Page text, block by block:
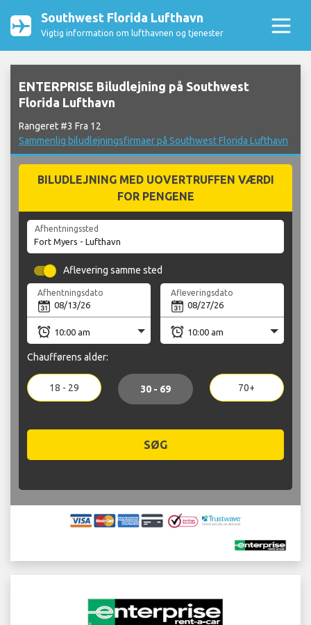
Southwest Florida Lufthavn
Vigtig information om lufthavnen og tjenester
ENTERPRISE Biludlejning på Southwest
Florida Lufthavn
Rangeret #3 Fra 12
Sammenlig biludlejningsfirmaer på Southwest Florida Lufthavn
BILUDLEJNING MED UOVERTRUFFEN VÆRDI
FOR PENGENE
Afhentningssted
Aflevering samme sted
Afhentningsdato Afleveringsdato
Chaufførens alder:
18 - 29 30 - 69 70+
SØG